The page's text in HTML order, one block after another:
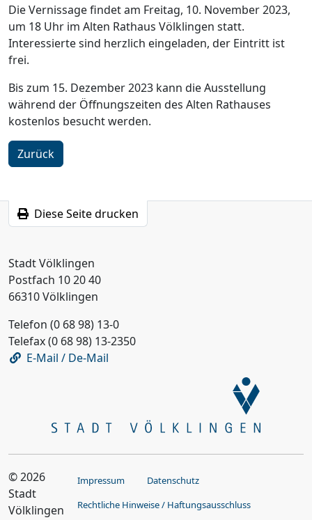
Die Vernissage findet am Freitag, 10. November 2023,
um 18 Uhr im Alten Rathaus Völklingen statt.
Interessierte sind herzlich eingeladen, der Eintritt ist
frei.
Bis zum 15. Dezember 2023 kann die Ausstellung
während der Öffnungszeiten des Alten Rathauses
kostenlos besucht werden.
Zurück
Diese Seite drucken
Stadt Völklingen
Postfach 10 20 40
66310 Völklingen
Telefon (0 68 98) 13-0
Telefax (0 68 98) 13-2350
E-Mail / De-Mail
© 2026
Stadt
Völklingen
Impressum
Datenschutz
Rechtliche Hinweise / Haftungsausschluss